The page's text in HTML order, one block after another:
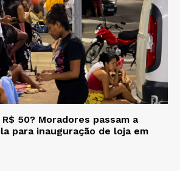
50? Moradores passam a
para inauguração de loja em